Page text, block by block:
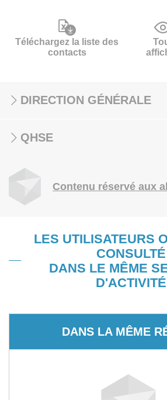
Téléchargez la liste des
contacts
DIRECTION GÉNÉRALE
QHSE
Contenu réservé aux
LES UTILISATEURS
CONSULTÉ
DANS LE MÊME
D'ACTIVITÉ
DANS LA MÊME